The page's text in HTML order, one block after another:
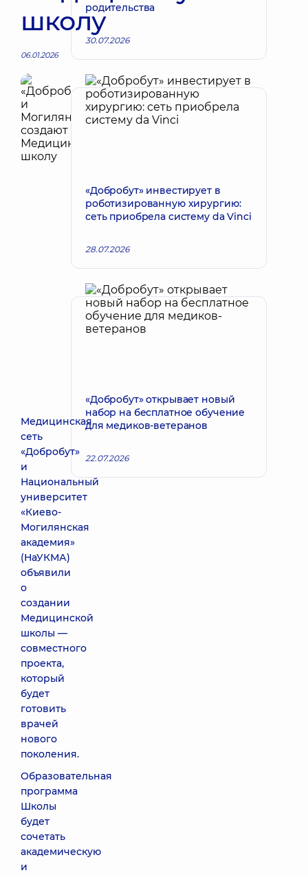
школу
06.01.2026
Медицинская
сеть
«Добробут»
и
Национальный
университет
«Киево-
Могилянская
академия»
(НаУКМА)
объявили
о
создании
Медицинской
школы —
совместного
проекта,
который
будет
готовить
врачей
нового
поколения.
Образовательная
программа
Школы
будет
сочетать
академическую
и
родительства
30.07.2026
«Добробут» инвестирует в
роботизированную хирургию:
сеть приобрела систему da Vinci
28.07.2026
«Добробут» открывает новый
набор на бесплатное обучение
для медиков-ветеранов
22.07.2026